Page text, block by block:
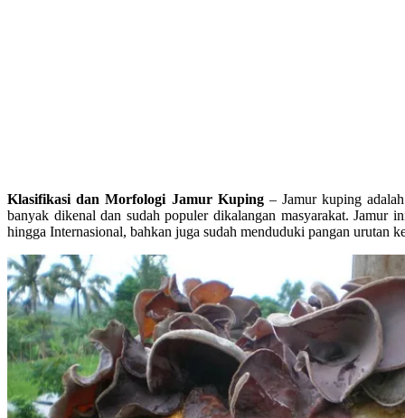
Klasifikasi dan Morfologi Jamur Kuping– Jamur kuping
banyak dikenal dan sudah populer dikalangan masyarakat. Jamur
hingga Internasional, bahkan juga sudah menduduki pangan urutan